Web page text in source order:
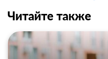
Читайте также